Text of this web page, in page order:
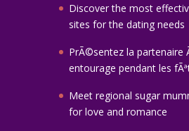
Discover the most
sites for the dating needs
PrÃ©sentez la partenaire
entourage pendant les
Meet regional sugar
for love and romance